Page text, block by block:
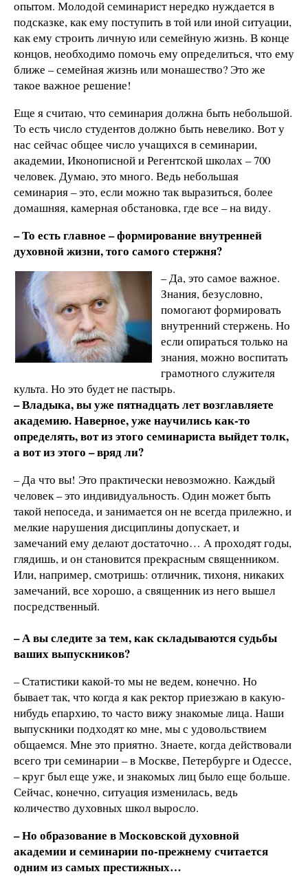
опытом. Молодой семинарист нередко нуждается в
подсказке, как ему поступить в той или иной ситуации,
как ему строить личную или семейную жизнь. В конце
концов, необходимо помочь ему определиться, что ему
ближе – семейная жизнь или монашество? Это же
такое важное решение!
Еще я считаю, что семинария должна быть небольшой.
То есть число студентов должно быть невелико. Вот у
нас сейчас общее число учащихся в семинарии,
академии, Иконописной и Регентской школах – 700
человек. Думаю, это много. Ведь небольшая
семинария – это, если можно так выразиться, более
домашняя, камерная обстановка, где все – на виду.
– То есть главное – формирование внутренней
духовной жизни, того самого стержня?
– Да, это самое важное.
Знания, безусловно,
помогают формировать
внутренний стержень. Но
если опираться только на
знания, можно воспитать
грамотного служителя
культа. Но это будет не пастырь.
– Владыка, вы уже пятнадцать лет возглавляете
академию. Наверное, уже научились как-то
определять, вот из этого семинариста выйдет толк,
а вот из этого – вряд ли?
– Да что вы! Это практически невозможно. Каждый
человек – это индивидуальность. Один может быть
такой непоседа, и занимается он не всегда прилежно, и
мелкие нарушения дисциплины допускает, и
замечаний ему делают достаточно… А проходят годы,
глядишь, и он становится прекрасным священником.
Или, например, смотришь: отличник, тихоня, никаких
замечаний, все хорошо, а священник из него вышел
посредственный.
– А вы следите за тем, как складываются судьбы
ваших выпускников?
– Статистики какой-то мы не ведем, конечно. Но
бывает так, что когда я как ректор приезжаю в какую-
нибудь епархию, то часто вижу знакомые лица. Наши
выпускники подходят ко мне, мы с удовольствием
общаемся. Мне это приятно. Знаете, когда действовали
всего три семинарии – в Москве, Петербурге и Одессе,
– круг был еще уже, и знакомых лиц было еще больше.
Сейчас, конечно, ситуация изменилась, ведь
количество духовных школ выросло.
– Но образование в Московской духовной
академии и семинарии по-прежнему считается
одним из самых престижных…